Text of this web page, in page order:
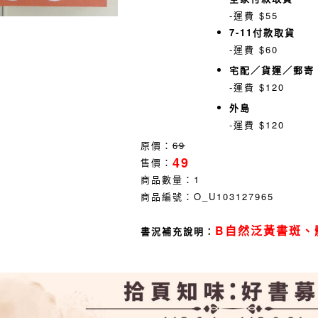
-運費 $55
7-11付款取貨
-運費 $60
宅配／貨運／郵寄
-運費 $120
外島
-運費 $120
原價： 69
售價： 49
商品數量： 1
商品編號： O_U103127965
書況補充說明： B自然泛黃書斑、